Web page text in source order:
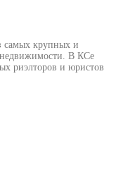
самых крупных и
В КСе
риэлторов и юристов